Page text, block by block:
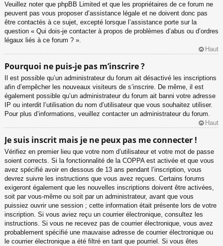
Veuillez noter que phpBB Limited et que les propriétaires de ce forum ne
peuvent pas vous proposer d’assistance légale et ne doivent donc pas
être contactés à ce sujet, excepté lorsque l’assistance porte sur la
question « Qui dois-je contacter à propos de problèmes d’abus ou d’ordres
légaux liés à ce forum ? ».
Haut
Pourquoi ne puis-je pas m’inscrire ?
Il est possible qu’un administrateur du forum ait désactivé les inscriptions
afin d’empêcher les nouveaux visiteurs de s’inscrire. De même, il est
également possible qu’un administrateur du forum ait banni votre adresse
IP ou interdit l’utilisation du nom d’utilisateur que vous souhaitez utiliser.
Pour plus d’informations, veuillez contacter un administrateur du forum.
Haut
Je suis inscrit mais je ne peux pas me connecter !
Vérifiez en premier lieu que votre nom d’utilisateur et votre mot de passe
soient corrects. Si la fonctionnalité de la COPPA est activée et que vous
avez spécifié avoir en dessous de 13 ans pendant l’inscription, vous
devrez suivre les instructions que vous avez reçues. Certains forums
exigeront également que les nouvelles inscriptions doivent être activées,
soit par vous-même ou soit par un administrateur, avant que vous
puissiez ouvrir une session ; cette information était présente lors de votre
inscription. Si vous aviez reçu un courrier électronique, consultez les
instructions. Si vous ne recevez pas de courrier électronique, vous avez
probablement spécifié une mauvaise adresse de courrier électronique ou
le courrier électronique a été filtré en tant que pourriel. Si vous êtes